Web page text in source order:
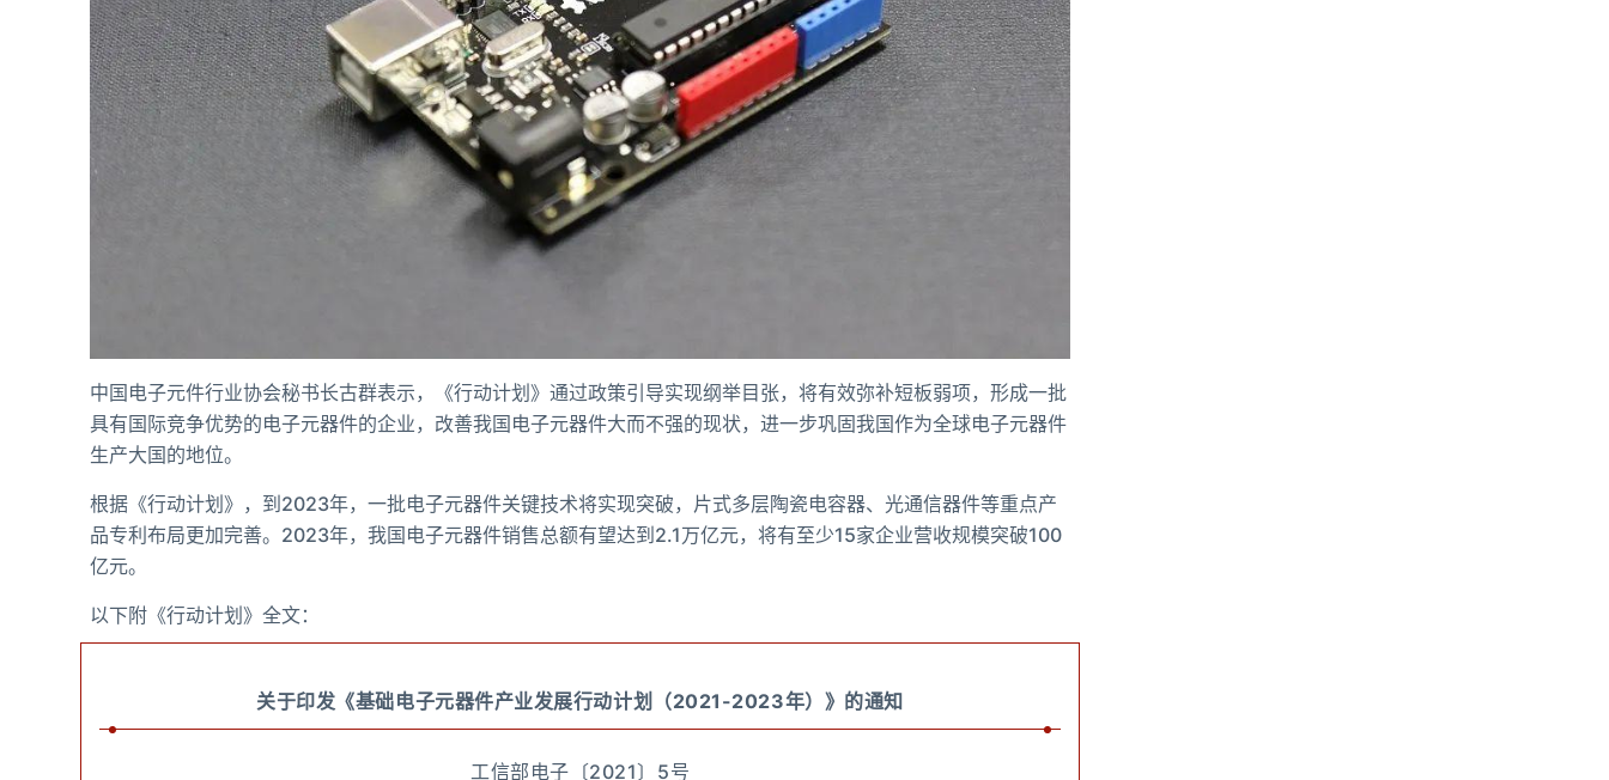
中国电子元件行业协会秘书长古群表示，《行动计划》通过政策引导实现纲举目张，将有效弥补短板弱项，形成一批
具有国际竞争优势的电子元器件的企业，改善我国电子元器件大而不强的现状，进一步巩固我国作为全球电子元器件
生产大国的地位。
根据《行动计划》，到2023年，一批电子元器件关键技术将实现突破，片式多层陶瓷电容器、光通信器件等重点产
品专利布局更加完善。2023年，我国电子元器件销售总额有望达到2.1万亿元，将有至少15家企业营收规模突破100
亿元。
以下附《行动计划》全文：
关于印发《基础电子元器件产业发展行动计划（2021-2023年）》的通知
工信部电子〔2021〕5号